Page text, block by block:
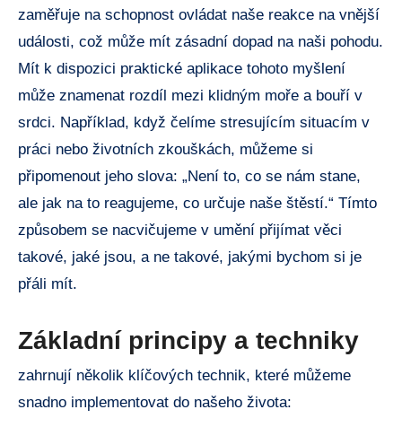
zaměřuje na schopnost ovládat naše reakce na vnější
události, což může mít zásadní dopad na naši pohodu.
Mít k dispozici praktické aplikace tohoto myšlení
může znamenat rozdíl mezi klidným moře a bouří v
srdci. Například, když čelíme stresujícím situacím v
práci nebo životních zkouškách, můžeme si
připomenout jeho slova: „Není to, co se nám stane,
ale jak na to reagujeme, co určuje naše štěstí.“ Tímto
způsobem se nacvičujeme v umění přijímat věci
takové, jaké jsou, a ne takové, jakými bychom si je
přáli mít.
Základní principy a techniky
zahrnují několik klíčových technik, které můžeme
snadno implementovat do našeho života: